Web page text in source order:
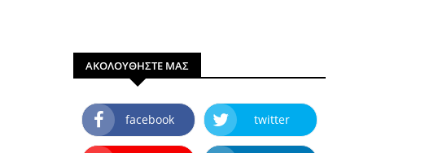
ΑΚΟΛΟΥΘΗΣΤΕ ΜΑΣ
facebook twitter